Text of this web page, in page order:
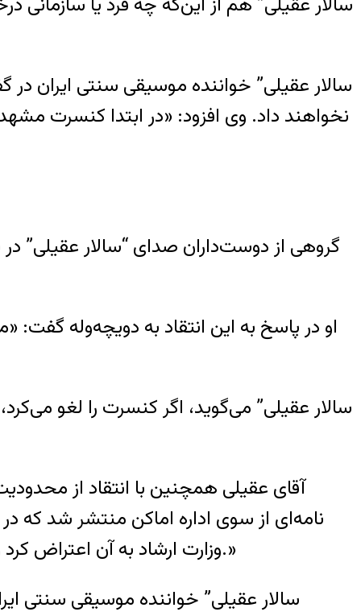
نخواهند داد. وی افزود: «در ابتدا کنسرت
گروهی از دوست‌داران صدای “سالار عقیلی”
او در پاسخ به این انتقاد به دویچه‌وله گفت:
آقای عقیلی همچنین با انتقاد از
وزارت ارشاد به آن اعتراض کرد و مسئله حل شد. در مورد زنان هنرمندان اما این روند گویا همچنان ادامه دارد و باعث تاسف است.»